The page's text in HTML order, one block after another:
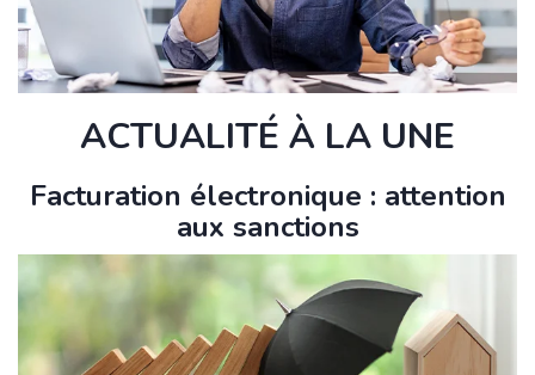
ACTUALITÉ À LA UNE
Facturation électronique : attention
aux sanctions